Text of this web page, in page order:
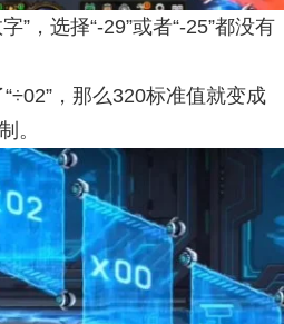
”，选择“-29”或者“-25”都没有
，那么320标准值就变成
。